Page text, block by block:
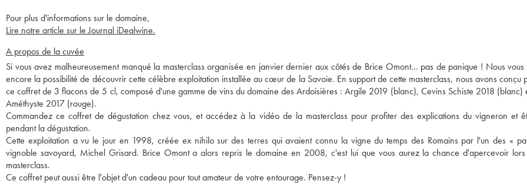
Pour plus d'informations sur le domaine,
Lire notre article sur le Journal iDealwine.
A propos de la cuvée
Si vous avez malheureusement manqué la masterclass organisée en janvier dernier aux côtés de Brice Omont… pas de panique ! Nous
encore la possibilité de découvrir cette célèbre exploitation installée au cœur de la Savoie. En support de cette masterclass, nous avons conçu
ce coffret de 3 flacons de 5 cl, composé d'une gamme de vins du domaine des Ardoisières : Argile 2019 (blanc), Cevins Schiste 2018 (blanc)
Améthyste 2017 (rouge).
Commandez ce coffret de dégustation chez vous, et accédez à la vidéo de la masterclass pour profiter des explications du vigneron et
pendant la dégustation.
Cette exploitation a vu le jour en 1998, créée ex nihilo sur des terres qui avaient connu la vigne du temps des Romains par l'un des «
vignoble savoyard, Michel Grisard. Brice Omont a alors repris le domaine en 2008, c'est lui que vous aurez la chance d'apercevoir
masterclass.
Ce coffret peut aussi être l'objet d'un cadeau pour tout amateur de votre entourage. Pensez-y !